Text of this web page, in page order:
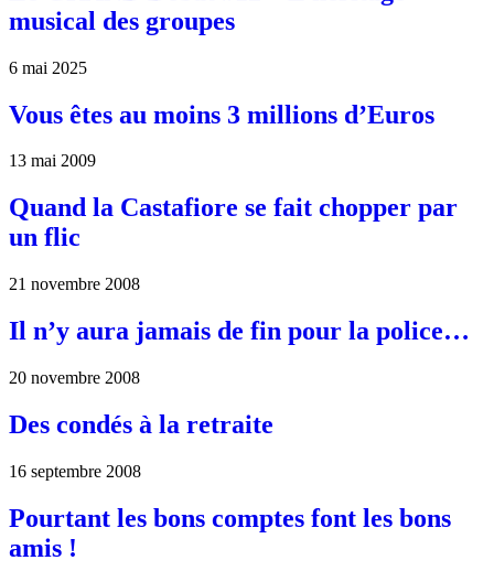
musical des groupes
6 mai 2025
Vous êtes au moins 3 millions d’Euros
13 mai 2009
Quand la Castafiore se fait chopper par
un flic
21 novembre 2008
Il n’y aura jamais de fin pour la police…
20 novembre 2008
Des condés à la retraite
16 septembre 2008
Pourtant les bons comptes font les bons
amis !